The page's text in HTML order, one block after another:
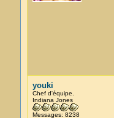
youki
Chef d'équipe.
Indiana Jones
Messages: 8238